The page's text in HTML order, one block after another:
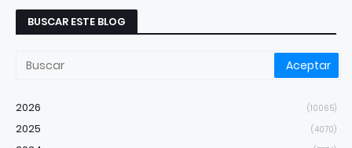
BUSCAR ESTE BLOG
2026 (10065)
2025 (4070)